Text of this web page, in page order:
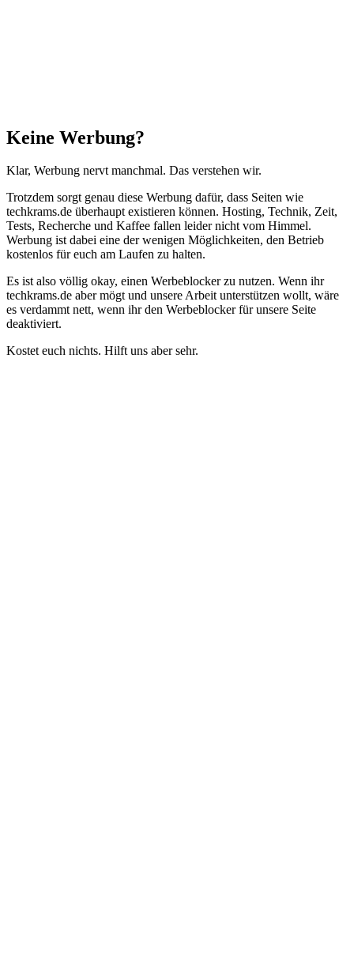
Schließen
Keine Werbung?
Klar, Werbung nervt manchmal. Das verstehen wir.
Trotzdem sorgt genau diese Werbung dafür, dass Seiten wie
techkrams.de überhaupt existieren können. Hosting, Technik, Zeit,
Tests, Recherche und Kaffee fallen leider nicht vom Himmel.
Werbung ist dabei eine der wenigen Möglichkeiten, den Betrieb
kostenlos für euch am Laufen zu halten.
Es ist also völlig okay, einen Werbeblocker zu nutzen. Wenn ihr
techkrams.de aber mögt und unsere Arbeit unterstützen wollt, wäre
es verdammt nett, wenn ihr den Werbeblocker für unsere Seite
deaktiviert.
Kostet euch nichts. Hilft uns aber sehr.